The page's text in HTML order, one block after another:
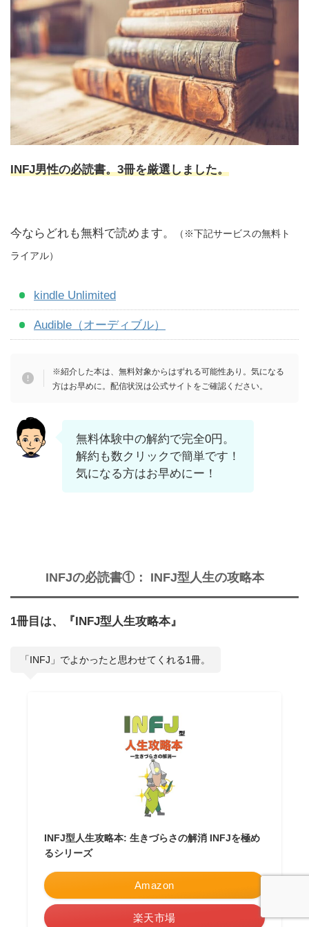
INFJ男性の必読書。3冊を厳選しました。
今ならどれも無料で読めます。 （※下記サービスの無料ト
ライアル）
kindle Unlimited
Audible（オーディブル）
※紹介した本は、無料対象からはずれる可能性あり。気になる
方はお早めに。配信状況は公式サイトをご確認ください。
無料体験中の解約で完全0円。
解約も数クリックで簡単です！
気になる方はお早めにー！
INFJの必読書①： INFJ型人生の攻略本
1冊目は、『INFJ型人生攻略本』
「INFJ」でよかったと思わせてくれる1冊。
INFJ型人生攻略本: 生きづらさの解消 INFJを極め
るシリーズ
Amazon
楽天市場